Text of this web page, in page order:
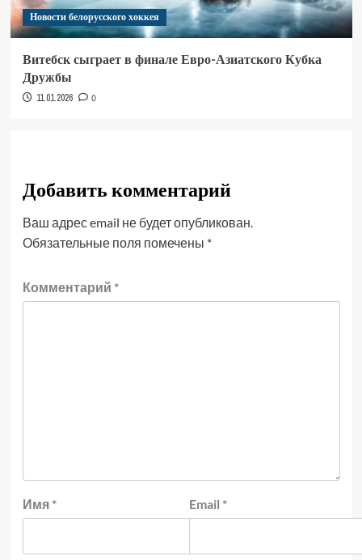
Новости белорусского хоккея
Витебск сыграет в финале Евро-Азиатского Кубка
Дружбы
11.01.2026 0
Добавить комментарий
Ваш адрес email не будет опубликован.
Обязательные поля помечены *
Комментарий *
Имя * Email *